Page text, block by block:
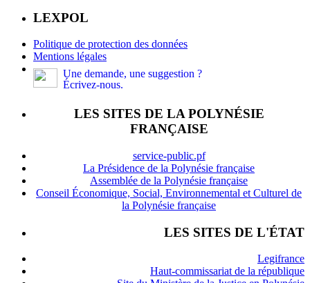
LEXPOL
Politique de protection des données
Mentions légales
Une demande, une suggestion ?
Écrivez-nous.
LES SITES DE LA POLYNÉSIE
FRANÇAISE
service-public.pf
La Présidence de la Polynésie française
Assemblée de la Polynésie française
Conseil Économique, Social, Environnemental et Culturel de
la Polynésie française
LES SITES DE L'ÉTAT
Legifrance
Haut-commissariat de la république